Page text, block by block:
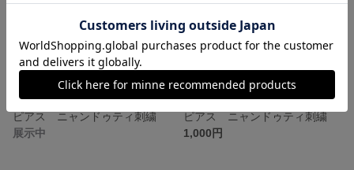
ピアス ニャンドゥティ刺繍
展示中
ピアス ニャンドゥティ刺繍
1,000円